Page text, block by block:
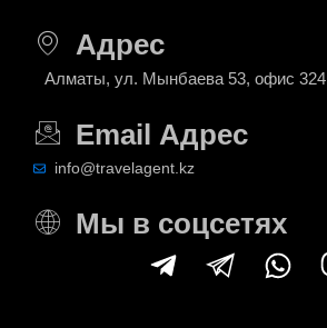
Адрес
Алматы, ул. Мынбаева 53, офис 324
Email Адрес
info@travelagent.kz
Мы в соцсетях